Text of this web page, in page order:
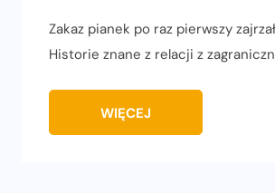
Zakaz pianek po raz pierwszy
Historie znane z relacji z
WIĘCEJ